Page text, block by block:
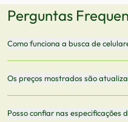
Perguntas
Como funciona a busca de
armazenamento, memória
Os preços mostrados são
Posso confiar nas especificações